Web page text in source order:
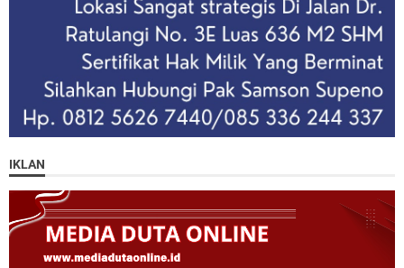
IKLAN